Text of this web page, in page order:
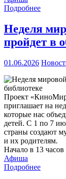
Подробнее
Неделя
пройдет в
01.06.2026
Проект
приглашает на
которые нас
детей. С 1 по 7
страны создают
и их родителям.
Начало в 13
Афиша
Подробнее